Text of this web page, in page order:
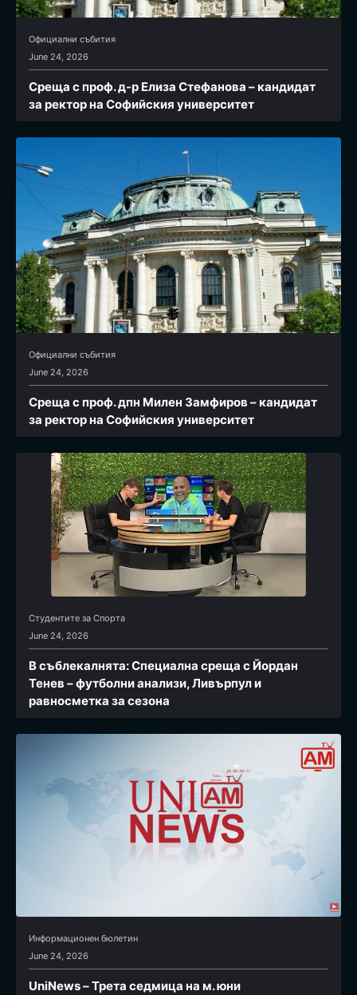
Официални събития
June 24, 2026
Среща с проф. д-р Елиза Стефанова – кандидат
за ректор на Софийския университет
Официални събития
June 24, 2026
Среща с проф. дпн Милен Замфиров – кандидат
за ректор на Софийския университет
Студентите за Спортa
June 24, 2026
В съблекалнята: Специална среща с Йордан
Тенев – футболни анализи, Ливърпул и
равносметка за сезона
Информационен бюлетин
June 24, 2026
UniNews – Трета седмица на м. юни